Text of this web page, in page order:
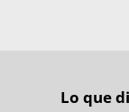
Lo que